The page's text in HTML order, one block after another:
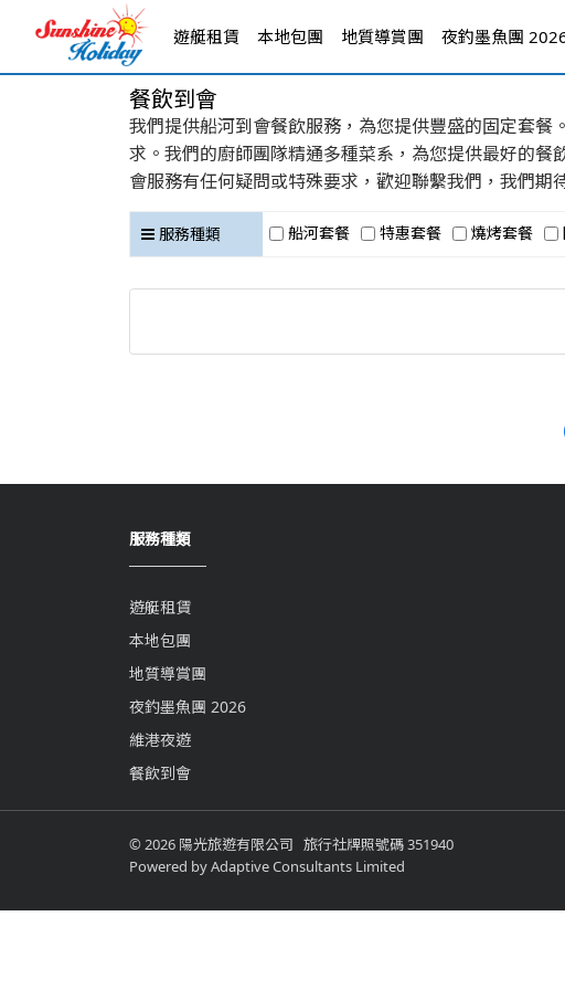
遊艇租賃 本地包團 地質導賞團 夜釣墨魚團
餐飲到會
我們提供船河到會餐飲服務，為您提供豐盛的固定套
求。我們的廚師團隊精通多種菜系，為您提供最好的
會服務有任何疑問或特殊要求，歡迎聯繫我們，我們期
服務種類 船河套餐 特惠套餐 燒烤套餐
服務種類
遊艇租賃
本地包團
地質導賞團
夜釣墨魚團 2026
維港夜遊
餐飲到會
© 2026 陽光旅遊有限公司 旅行社牌照號碼 351940
Powered byAdaptive Consultants Limited